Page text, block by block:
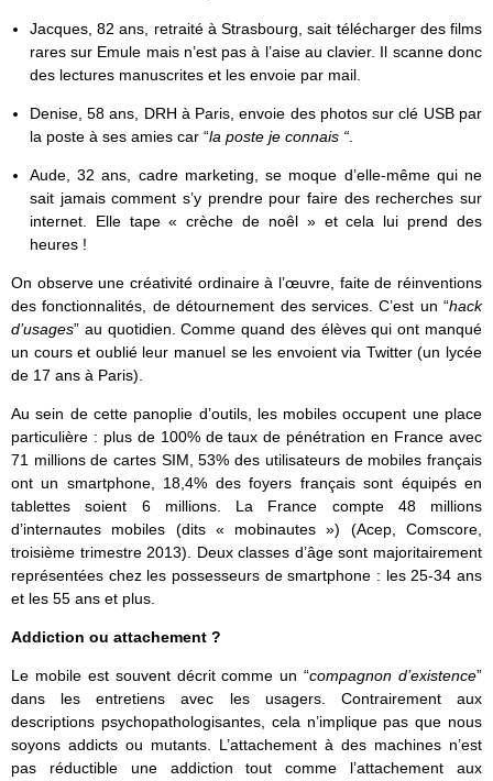
Jacques, 82 ans, retraité à Strasbourg, sait télécharger des films
rares sur Emule mais n’est pas à l’aise au clavier. Il scanne donc
des lectures manuscrites et les envoie par mail.
Denise, 58 ans, DRH à Paris, envoie des photos sur clé USB par
la poste à ses amies car “la poste je connais “.
Aude, 32 ans, cadre marketing, se moque d’elle-même qui ne
sait jamais comment s’y prendre pour faire des recherches sur
internet. Elle tape « crèche de noêl » et cela lui prend des
heures !
On observe une créativité ordinaire à l’œuvre, faite de réinventions
des fonctionnalités, de détournement des services. C’est un “hack
d’usages” au quotidien. Comme quand des élèves qui ont manqué
un cours et oublié leur manuel se les envoient via Twitter (un lycée
de 17 ans à Paris).
Au sein de cette panoplie d’outils, les mobiles occupent une place
particulière : plus de 100% de taux de pénétration en France avec
71 millions de cartes SIM, 53% des utilisateurs de mobiles français
ont un smartphone, 18,4% des foyers français sont équipés en
tablettes soient 6 millions. La France compte 48 millions
d’internautes mobiles (dits « mobinautes ») (Acep, Comscore,
troisième trimestre 2013). Deux classes d’âge sont majoritairement
représentées chez les possesseurs de smartphone : les 25-34 ans
et les 55 ans et plus.
Addiction ou attachement ?
Le mobile est souvent décrit comme un “compagnon d’existence”
dans les entretiens avec les usagers. Contrairement aux
descriptions psychopathologisantes, cela n’implique pas que nous
soyons addicts ou mutants. L’attachement à des machines n’est
pas réductible une addiction tout comme l’attachement aux